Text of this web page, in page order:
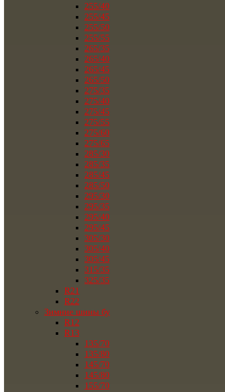
255/40
255/45
255/50
255/55
265/35
265/40
265/45
265/50
275/35
275/40
275/45
275/55
275/60
275/65
285/30
285/35
285/45
285/50
295/30
295/35
295/40
295/45
305/30
305/40
305/45
315/35
325/35
R21
R22
Зимние шины бу
R12
R13
135/70
135/80
145/70
145/80
155/70